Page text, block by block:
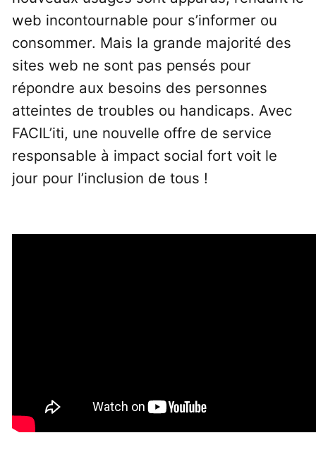
web incontournable pour s’informer ou
consommer. Mais la grande majorité des
sites web ne sont pas pensés pour
répondre aux besoins des personnes
atteintes de troubles ou handicaps. Avec
FACIL’iti, une nouvelle offre de service
responsable à impact social fort voit le
jour pour l’inclusion de tous !